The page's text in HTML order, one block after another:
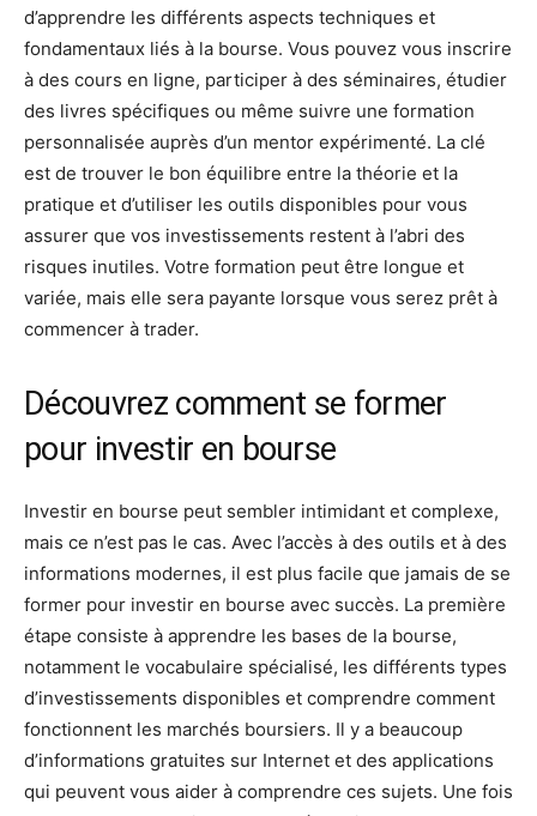
d’apprendre les différents aspects techniques et
fondamentaux liés à la bourse. Vous pouvez vous inscrire
à des cours en ligne, participer à des séminaires, étudier
des livres spécifiques ou même suivre une formation
personnalisée auprès d’un mentor expérimenté. La clé
est de trouver le bon équilibre entre la théorie et la
pratique et d’utiliser les outils disponibles pour vous
assurer que vos investissements restent à l’abri des
risques inutiles. Votre formation peut être longue et
variée, mais elle sera payante lorsque vous serez prêt à
commencer à trader.
Découvrez comment se former
pour investir en bourse
Investir en bourse peut sembler intimidant et complexe,
mais ce n’est pas le cas. Avec l’accès à des outils et à des
informations modernes, il est plus facile que jamais de se
former pour investir en bourse avec succès. La première
étape consiste à apprendre les bases de la bourse,
notamment le vocabulaire spécialisé, les différents types
d’investissements disponibles et comprendre comment
fonctionnent les marchés boursiers. Il y a beaucoup
d’informations gratuites sur Internet et des applications
qui peuvent vous aider à comprendre ces sujets. Une fois